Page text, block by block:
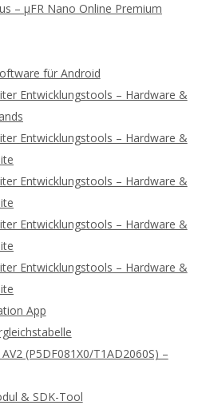
– μFR Nano Online Premium
für Android
Entwicklungstools – Hardware &
Entwicklungstools – Hardware &
Entwicklungstools – Hardware &
Entwicklungstools – Hardware &
Entwicklungstools – Hardware &
App
(P5DF081X0/T1AD2060S) –
& SDK-Tool